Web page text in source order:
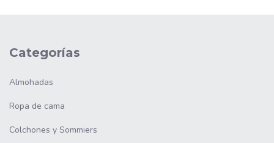
Categorías
Almohadas
Ropa de cama
Colchones y Sommiers